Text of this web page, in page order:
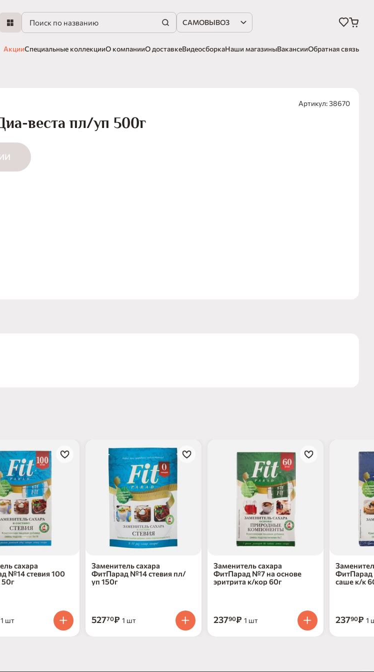
САМОВЫВОЗ
АкцииСпециальные коллекцииО компанииО доставкеВидеосборкаНаши магазиныВакансииОбратная связь
веста пл/уп 500г
Артикул: 38670
сахара
№14 стевия 100
50г
1 шт
Заменитель сахара
ФитПарад №14 стевия пл/
уп 150г
52770₽ 1 шт
Заменитель сахара
ФитПарад №7 на основе
эритрита к/кор 60г
23790₽ 1 шт
саше к/к
23790₽ 1